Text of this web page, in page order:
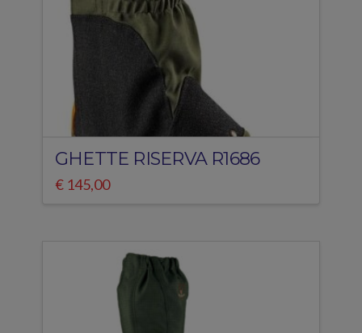
GHETTE RISERVA R1686
€145,00